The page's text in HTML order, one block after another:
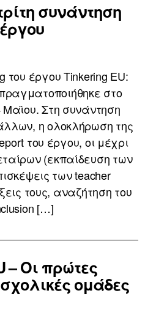
συνάντηση
του έργου Tinkering EU:
στο
Μαϊου. Στη συνάντηση
η ολοκλήρωση της
του έργου, οι μέχρι
(εκπαίδευση των
των teacher
τους, αναζήτηση του
[…]
– Οι πρώτες
ομάδες